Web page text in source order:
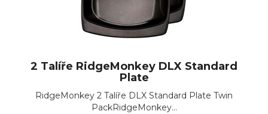
2 Talíře RidgeMonkey DLX Standard
Plate
RidgeMonkey 2 Talíře DLX Standard Plate Twin
PackRidgeMonkey...